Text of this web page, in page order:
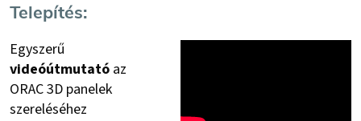
Telepítés:
Egyszerű
videóútmutató az
ORAC 3D panelek
szereléséhez